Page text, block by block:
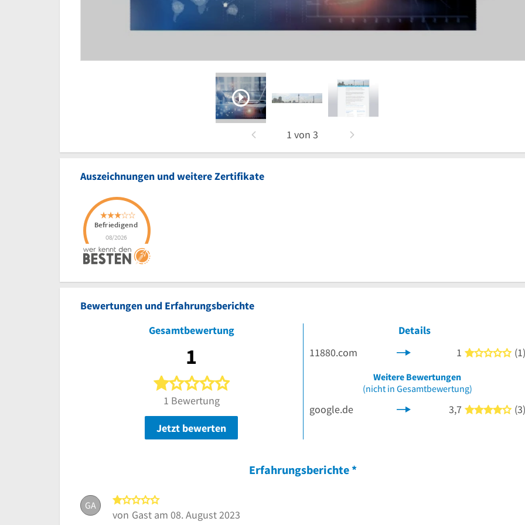
1 von 3
Auszeichnungen und weitere Zertifikate
Bewertungen und Erfahrungsberichte
Gesamtbewertung
1
1 von 5 Sternen
1 Bewertung
Jetzt bewerten
Details
11880.com
1 1(1)
Weitere Bewertungen
(nicht in Gesamtbewertung)
google.de 3,7 4(3)
Erfahrungsberichte *
GA
von Gast am 08. August 2023